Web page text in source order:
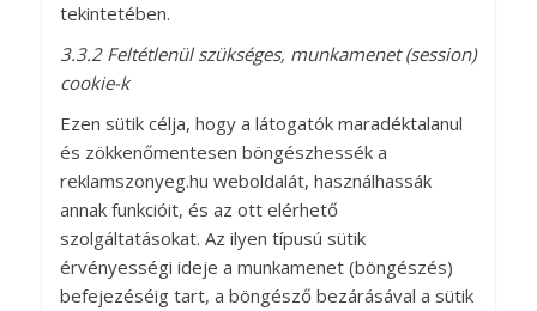
tekintetében.
3.3.2 Feltétlenül szükséges, munkamenet (session)
cookie-k
Ezen sütik célja, hogy a látogatók maradéktalanul
és zökkenőmentesen böngészhessék a
reklamszonyeg.hu weboldalát, használhassák
annak funkcióit, és az ott elérhető
szolgáltatásokat. Az ilyen típusú sütik
érvényességi ideje a munkamenet (böngészés)
befejezéséig tart, a böngésző bezárásával a sütik